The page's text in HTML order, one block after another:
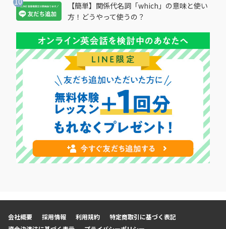
【簡単】関係代名詞「which」の意味と使い
方！どうやって使うの？
会社概要 採用情報 利用規約
特定商取引に基づく表記